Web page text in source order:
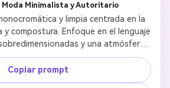
Minimalista y Autoritario
y limpia centrada en la
y compostura. Enfoque en el lenguaje
y una atmósfera
poderosa pero contenida.
Copiar prompt